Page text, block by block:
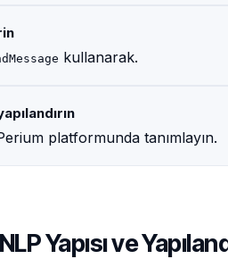
kullanarak.
platformunda tanımlayın.
Yapısı ve